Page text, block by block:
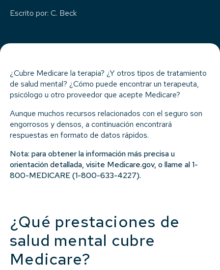
Escrito por: C. Beck
¿Cubre Medicare la terapia? ¿Y otros tipos de tratamiento
de salud mental? ¿Cómo puede encontrar un terapeuta,
psicólogo u otro proveedor que acepte Medicare?
Aunque muchos recursos relacionados con el seguro son
engorrosos y densos, a continuación encontrará
respuestas en formato de datos rápidos.
Nota: para obtener la información más precisa u
orientación detallada, visite Medicare.gov, o llame al 1-
800-MEDICARE (1-800-633-4227).
¿Qué prestaciones de
salud mental cubre
Medicare?